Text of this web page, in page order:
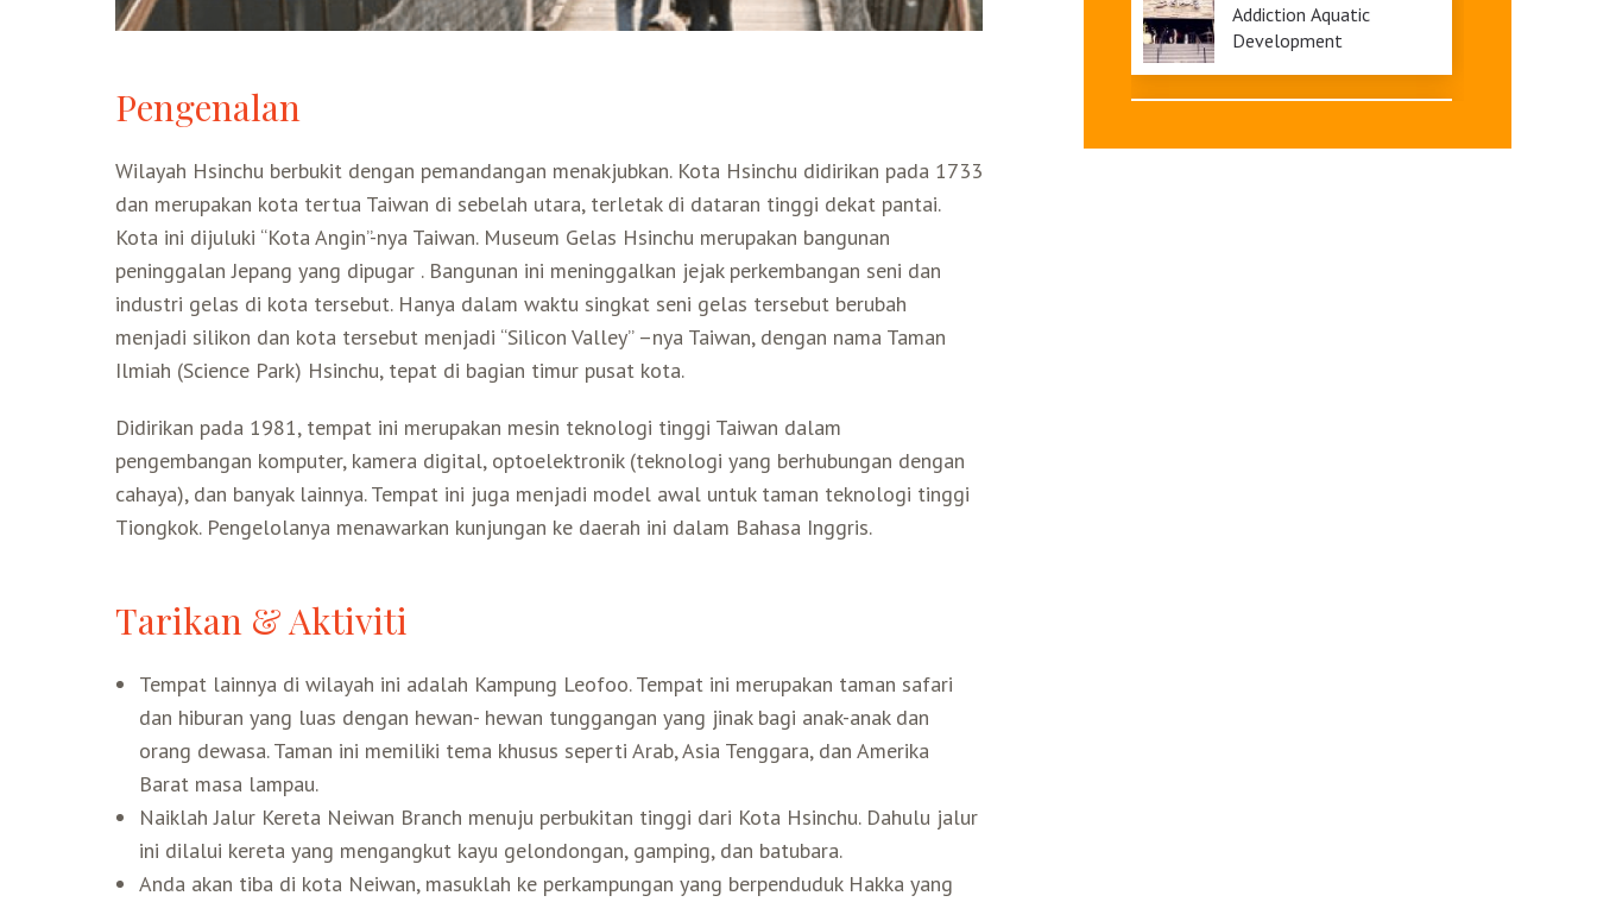
Pengenalan
Wilayah Hsinchu berbukit dengan pemandangan menakjubkan. Kota Hsinchu didirikan pada 1733
dan merupakan kota tertua Taiwan di sebelah utara, terletak di dataran tinggi dekat pantai.
Kota ini dijuluki “Kota Angin”-nya Taiwan. Museum Gelas Hsinchu merupakan bangunan
peninggalan Jepang yang dipugar . Bangunan ini meninggalkan jejak perkembangan seni dan
industri gelas di kota tersebut. Hanya dalam waktu singkat seni gelas tersebut berubah
menjadi silikon dan kota tersebut menjadi “Silicon Valley” –nya Taiwan, dengan nama Taman
Ilmiah (Science Park) Hsinchu, tepat di bagian timur pusat kota.
Didirikan pada 1981, tempat ini merupakan mesin teknologi tinggi Taiwan dalam
pengembangan komputer, kamera digital, optoelektronik (teknologi yang berhubungan dengan
cahaya), dan banyak lainnya. Tempat ini juga menjadi model awal untuk taman teknologi tinggi
Tiongkok. Pengelolanya menawarkan kunjungan ke daerah ini dalam Bahasa Inggris.
Tarikan & Aktiviti
Tempat lainnya di wilayah ini adalah Kampung Leofoo. Tempat ini merupakan taman safari
dan hiburan yang luas dengan hewan- hewan tunggangan yang jinak bagi anak-anak dan
orang dewasa. Taman ini memiliki tema khusus seperti Arab, Asia Tenggara, dan Amerika
Barat masa lampau.
Naiklah Jalur Kereta Neiwan Branch menuju perbukitan tinggi dari Kota Hsinchu. Dahulu jalur
ini dilalui kereta yang mengangkut kayu gelondongan, gamping, dan batubara.
Anda akan tiba di kota Neiwan, masuklah ke perkampungan yang berpenduduk Hakka yang
Addiction Aquatic
Development
Taipei 101